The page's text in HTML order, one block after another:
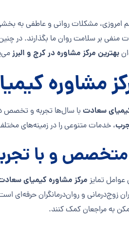
امروزی، مشکلات روانی و عاطفی به
منفی بر سلامت روان ما بگذارند. در
بهترین مرکز مشاوره در کرج و البرز
مشاوره
سعادت با سال‌ها تجربه و تخصص در
، خدمات متنوعی را در زمینه‌های
و با
عوامل تمایز مرکز مشاوره کیمیای
زوج‌درمانی و روان‌درمانگران
به مراجعان کمک کنند.